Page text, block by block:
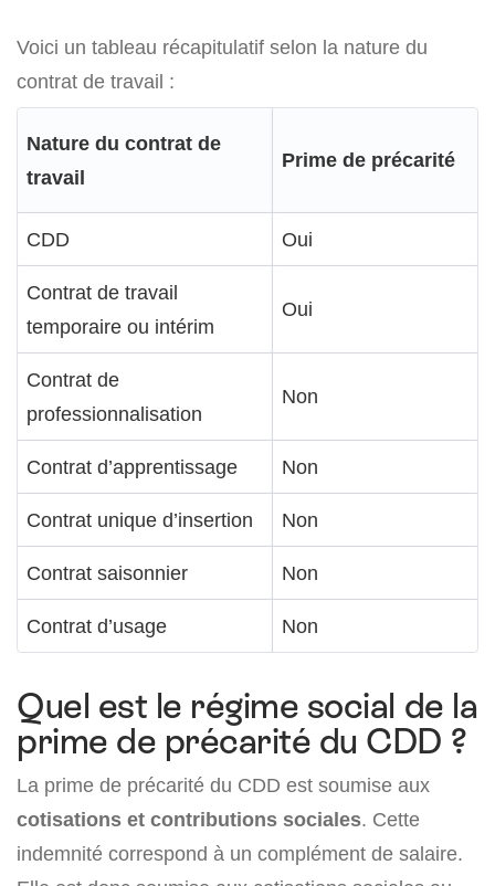
Voici un tableau récapitulatif selon la nature du
contrat de travail :
Nature du contrat de
travail
Prime de précarité
CDD Oui
Contrat de travail
temporaire ou intérim
Oui
Contrat de
professionnalisation
Non
Contrat d’apprentissage Non
Contrat unique d’insertion Non
Contrat saisonnier Non
Contrat d’usage Non
Quel est le régime social de la
prime de précarité du CDD ?
La prime de précarité du CDD est soumise aux
cotisations et contributions sociales. Cette
indemnité correspond à un complément de salaire.